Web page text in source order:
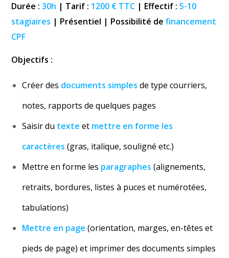
Durée :30h | Tarif : 1200 € TTC | Effectif :5-10
stagiaires | Présentiel | Possibilité definancement
CPF
Objectifs :
Créer des documents simples de type courriers,
notes, rapports de quelques pages
Saisir du texte et mettre en forme les
caractères (gras, italique, souligné etc.)
Mettre en forme les paragraphes (alignements,
retraits, bordures, listes à puces et numérotées,
tabulations)
Mettre en page (orientation, marges, en-têtes et
pieds de page) et imprimer des documents simples